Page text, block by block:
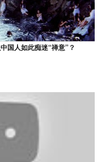
国人如此痴迷“禅意”？